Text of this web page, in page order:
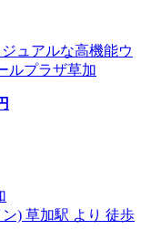
ュアルな高機能ウ
ルプラザ草加
) 草加駅 より 徒歩